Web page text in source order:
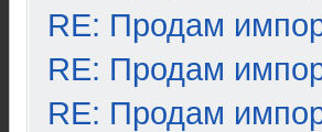
RE: Продам
RE: Продам
RE: Продам